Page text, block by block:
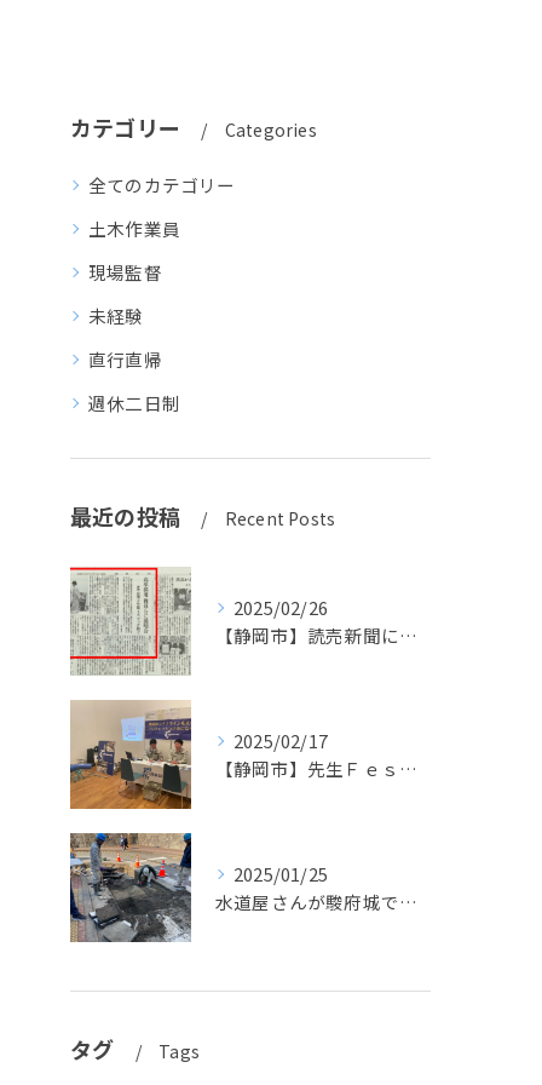
カテゴリー Categories
全てのカテゴリー
土木作業員
現場監督
未経験
直行直帰
週休二日制
最近の投稿 Recent Posts
2025/02/26
【静岡市】読売新聞に掲載されました！長島設備の高卒採用活動
2025/02/17
【静岡市】先生Ｆｅｓで先生方に配管体験＆ドローンを実施しました！
2025/01/25
水道屋さんが駿府城で文化財発見！
タグ Tags